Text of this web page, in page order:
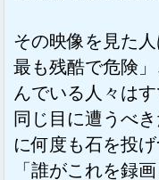
その映像を見た
最も残酷で危険
んでいる人々は
同じ目に遭うべ
に何度も石を投
「誰がこれを録